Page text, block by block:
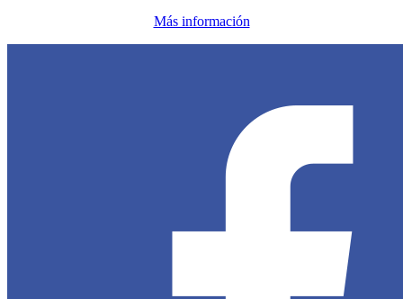
Más información